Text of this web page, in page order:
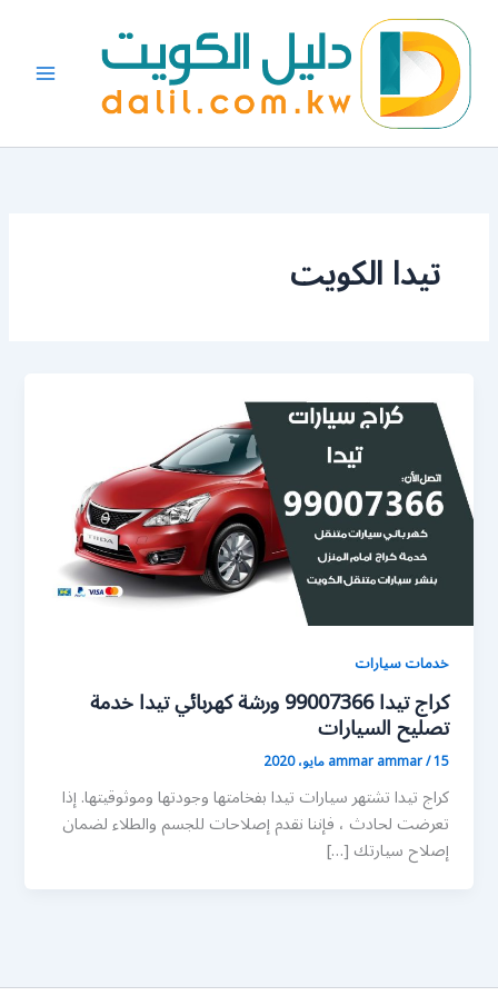
المحتوى
تيدا الكويت
خدمات سيارات
كراج تيدا 99007366 ورشة كهربائي تيدا خدمة
تصليح السيارات
ammar ammar/15 مايو، 2020
كراج تيدا تشتهر سيارات تيدا بفخامتها وجودتها وموثوقيتها. إذا
تعرضت لحادث ، فإننا نقدم إصلاحات للجسم والطلاء لضمان
إصلاح سيارتك […]